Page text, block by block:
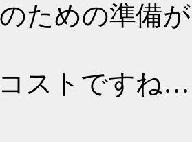
ための準備
ストですね…